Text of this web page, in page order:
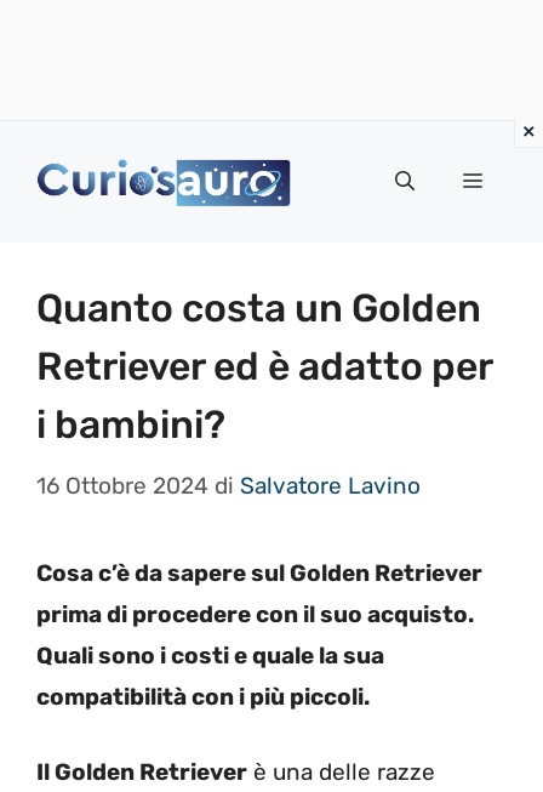
Menu
Quanto costa un Golden
Retriever ed è adatto per
i bambini?
16 Ottobre 2024 di Salvatore Lavino
Cosa c’è da sapere sul Golden Retriever
prima di procedere con il suo acquisto.
Quali sono i costi e quale la sua
compatibilità con i più piccoli.
Il Golden Retriever è una delle razze